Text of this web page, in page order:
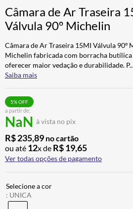
Câmara de Ar Traseira
Válvula 90º Michelin
Câmara de Ar Traseira 15MI Válvula 90º
Michelin fabricada com borracha butílica
oferecer maior vedação e durabilidade. P
Saiba mais
a partir de:
NaN à vista no pix
5% OFF
R$235,89 no cartão
ou até 12x de R$19,65
Ver todas opções de pagamento
: UNICA
5 LUVA
7º BAU
8º CALÇA
9º AIROH
10º